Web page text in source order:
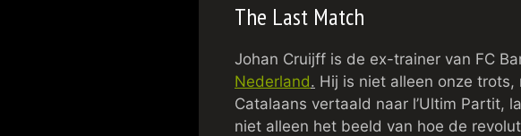
The Last Match
Johan Cruijff is de ex-trainer van FC
Nederland. Hij is niet alleen onze
Catalaans vertaald naar l’Ultim Partit,
niet alleen het beeld van hoe de